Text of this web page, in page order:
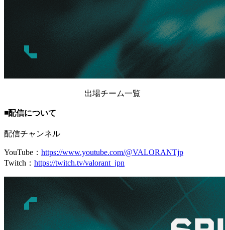
出場チーム一覧
◾️配信について
配信チャンネル
YouTube： https://www.youtube.com/@VALORANTjp
Twitch： https://twitch.tv/valorant_jpn